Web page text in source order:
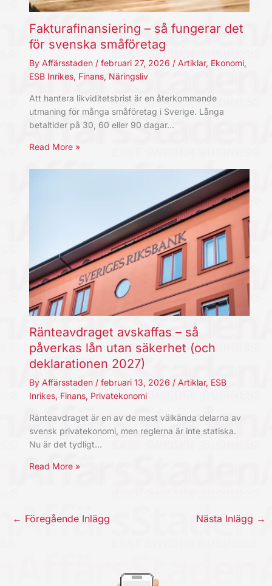
Fakturafinansiering – så fungerar det
för svenska småföretag
By Affärsstaden / februari 27, 2026 / Artiklar, Ekonomi,
ESB Inrikes, Finans, Näringsliv
Att hantera likviditetsbrist är en återkommande
utmaning för många småföretag i Sverige. Långa
betaltider på 30, 60 eller 90 dagar…
Read More »
Ränteavdraget avskaffas – så
påverkas lån utan säkerhet (och
deklarationen 2027)
By Affärsstaden / februari 13, 2026 / Artiklar, ESB
Inrikes, Finans, Privatekonomi
Ränteavdraget är en av de mest välkända delarna av
svensk privatekonomi, men reglerna är inte statiska.
Nu är det tydligt…
Read More »
← Föregående Inlägg Nästa Inlägg →